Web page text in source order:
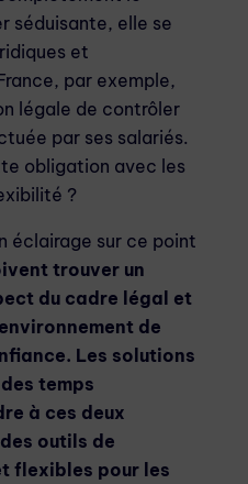
séduisante, elle se
et
par exemple,
légale de contrôler
par ses salariés.
obligation avec les
?
éclairage sur ce point
trouver un
du cadre légal et
de
Les solutions
temps
à ces deux
outils de
flexibles pour les